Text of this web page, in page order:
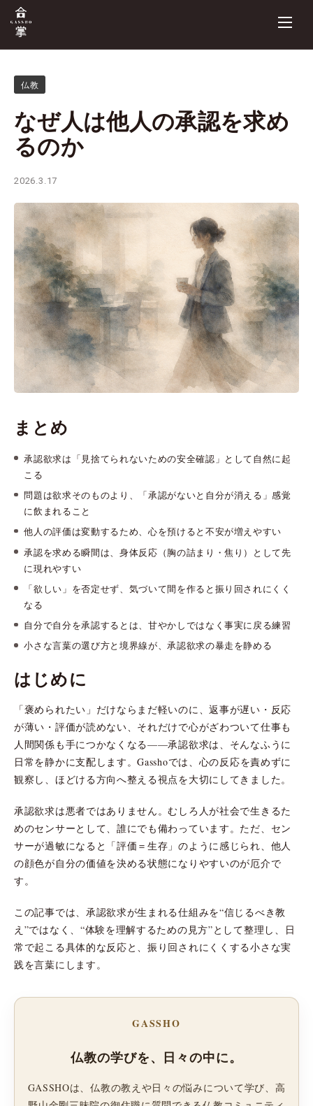
仏教
なぜ人は他人の承認を求め
るのか
2026.3.17
まとめ
承認欲求は「見捨てられないための安全確認」として自然に起
こる
問題は欲求そのものより、「承認がないと自分が消える」感覚
に飲まれること
他人の評価は変動するため、心を預けると不安が増えやすい
承認を求める瞬間は、身体反応（胸の詰まり・焦り）として先
に現れやすい
「欲しい」を否定せず、気づいて間を作ると振り回されにくく
なる
自分で自分を承認するとは、甘やかしではなく事実に戻る練習
小さな言葉の選び方と境界線が、承認欲求の暴走を静める
はじめに
「褒められたい」だけならまだ軽いのに、返事が遅い・反応
が薄い・評価が読めない、それだけで心がざわついて仕事も
人間関係も手につかなくなる——承認欲求は、そんなふうに
日常を静かに支配します。Gasshoでは、心の反応を責めずに
観察し、ほどける方向へ整える視点を大切にしてきました。
承認欲求は悪者ではありません。むしろ人が社会で生きるた
めのセンサーとして、誰にでも備わっています。ただ、セン
サーが過敏になると「評価＝生存」のように感じられ、他人
の顔色が自分の価値を決める状態になりやすいのが厄介で
す。
この記事では、承認欲求が生まれる仕組みを“信じるべき教
え”ではなく、“体験を理解するための見方”として整理し、日
常で起こる具体的な反応と、振り回されにくくする小さな実
践を言葉にします。
GASSHO
仏教の学びを、日々の中に。
GASSHOは、仏教の教えや日々の悩みについて学び、高